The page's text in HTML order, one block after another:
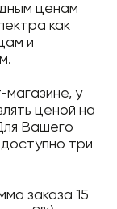
ценам
как
и
у
ценой на
Вашего
три
заказа 15